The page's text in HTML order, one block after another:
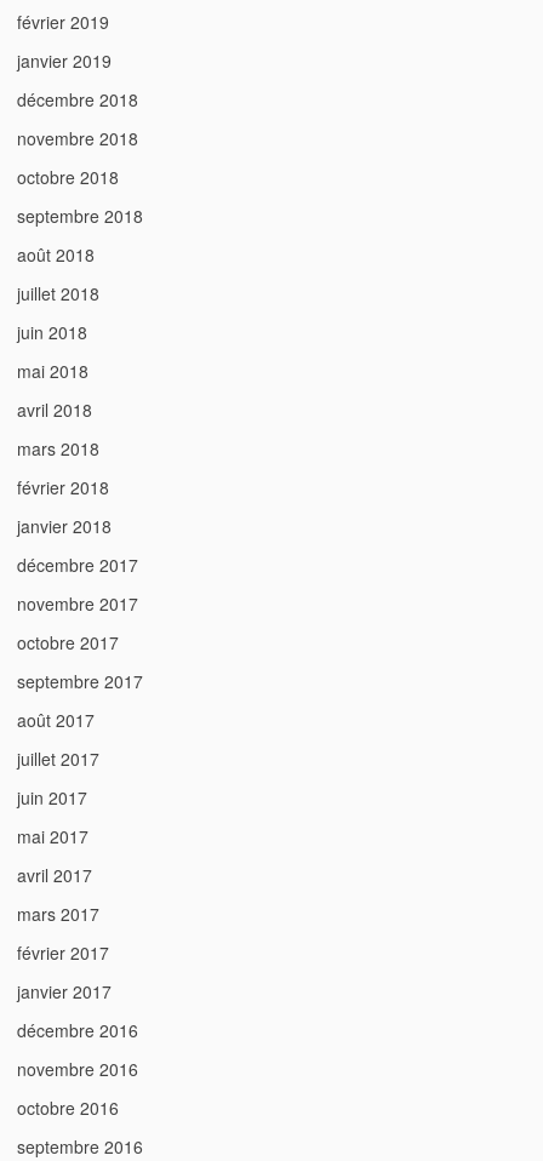
février 2019
janvier 2019
décembre 2018
novembre 2018
octobre 2018
septembre 2018
août 2018
juillet 2018
juin 2018
mai 2018
avril 2018
mars 2018
février 2018
janvier 2018
décembre 2017
novembre 2017
octobre 2017
septembre 2017
août 2017
juillet 2017
juin 2017
mai 2017
avril 2017
mars 2017
février 2017
janvier 2017
décembre 2016
novembre 2016
octobre 2016
septembre 2016